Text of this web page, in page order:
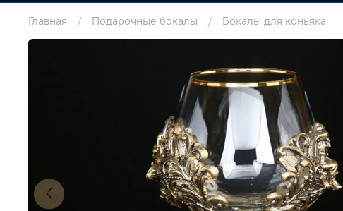
Главная Подарочные бокалы Бокалы для коньяка